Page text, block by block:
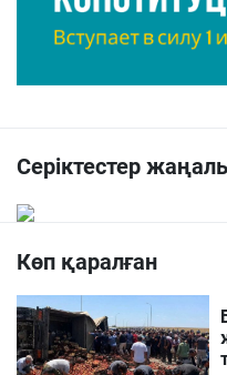
Серіктестер
Көп қаралған